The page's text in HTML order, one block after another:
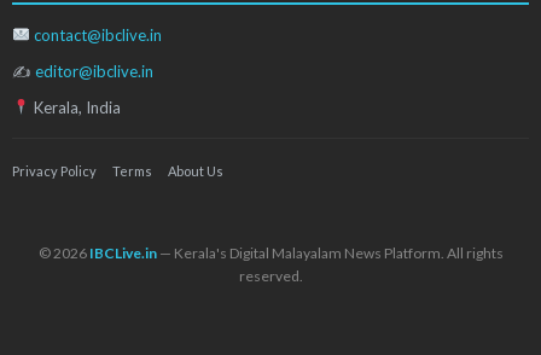
contact@ibclive.in
✍ editor@ibclive.in
Kerala, India
Privacy Policy Terms About Us
© 2026 IBCLive.in— Kerala's Digital Malayalam News Platform. All rights
reserved.